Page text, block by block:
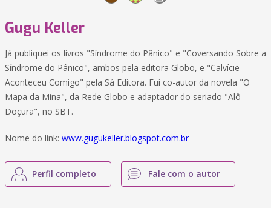
Gugu Keller
Já publiquei os livros "Síndrome do Pânico" e "Coversando Sobre a
Síndrome do Pânico", ambos pela editora Globo, e "Calvície -
Aconteceu Comigo" pela Sá Editora. Fui co-autor da novela "O
Mapa da Mina", da Rede Globo e adaptador do seriado "Alô
Doçura", no SBT.
Nome do link: www.gugukeller.blogspot.com.br
Perfil completo Fale com o autor